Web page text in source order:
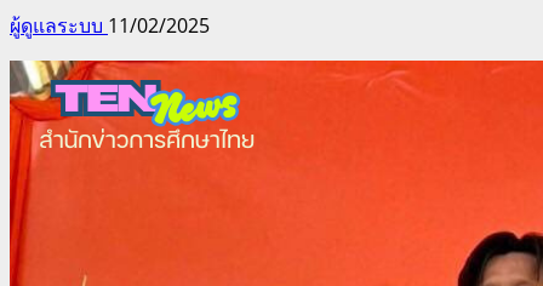
ผู้ดูแลระบบ 11/02/2025